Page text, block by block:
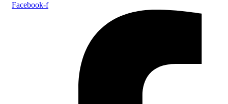
Facebook-f